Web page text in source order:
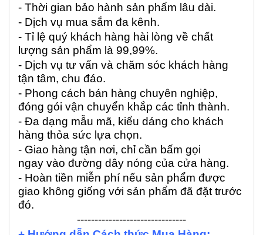
- Thời gian bảo hành sản phẩm lâu dài.
- Dịch vụ mua sắm đa kênh.
- Tỉ lệ quý khách hàng hài lòng về chất
lượng sản phẩm là 99,99%.
- Dịch vụ tư vấn và chăm sóc khách hàng
tận tâm, chu đáo.
- Phong cách bán hàng chuyên nghiệp,
đóng gói vận chuyển khắp các tỉnh thành.
- Đa dạng mẫu mã, kiểu dáng cho khách
hàng thỏa sức lựa chọn.
- Giao hàng tận nơi, chỉ cần bấm gọi
ngay vào đường dây nóng của cửa hàng.
- Hoàn tiền miễn phí nếu sản phẩm được
giao không giống với sản phẩm đã đặt trước
đó.
-------------------------------